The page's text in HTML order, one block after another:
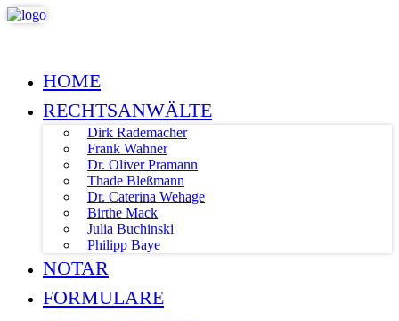
HOME
RECHTSANWÄLTE
Dirk Rademacher
Frank Wahner
Dr. Oliver Pramann
Thade Bleßmann
Dr. Caterina Wehage
Birthe Mack
Julia Buchinski
Philipp Baye
NOTAR
FORMULARE